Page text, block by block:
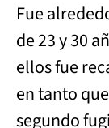
Fue
de 23 y 30
ellos fue
en tanto
segundo